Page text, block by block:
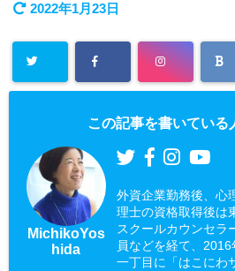
2022年1月23日
この記事を書いている
MichikoYos
hida
外資企業勤務後、心
理士の資格取得後は
スクールカウンセラ
員などを経て、
一丁目に「はこにわ